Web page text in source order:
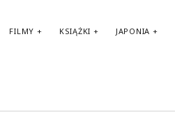
FILMY KSIĄŻKI JAPONIA